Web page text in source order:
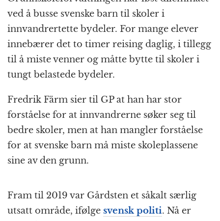
ved å busse svenske barn til skoler i
innvandrertette bydeler. For mange elever
innebærer det to timer reising daglig, i tillegg
til å miste venner og måtte bytte til skoler i
tungt belastede bydeler.
Fredrik Färm sier til GP at han har stor
forståelse for at innvandrerne søker seg til
bedre skoler, men at han mangler forståelse
for at svenske barn må miste skoleplassene
sine av den grunn.
Fram til 2019 var Gårdsten et såkalt særlig
utsatt område, ifølge svensk politi. Nå er